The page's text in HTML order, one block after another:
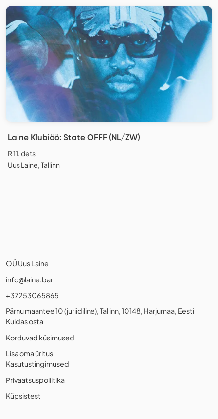
Laine Klubiöö: State OFFF (NL/ZW)
R 11. dets
Uus Laine, Tallinn
OÜ Uus Laine
info@laine.bar
+37253065865
Pärnu maantee 10 (juriidiline), Tallinn, 10148, Harjumaa, Eesti
Kuidas osta
Korduvad küsimused
Lisa oma üritus
Kasutustingimused
Privaatsuspoliitika
Küpsistest